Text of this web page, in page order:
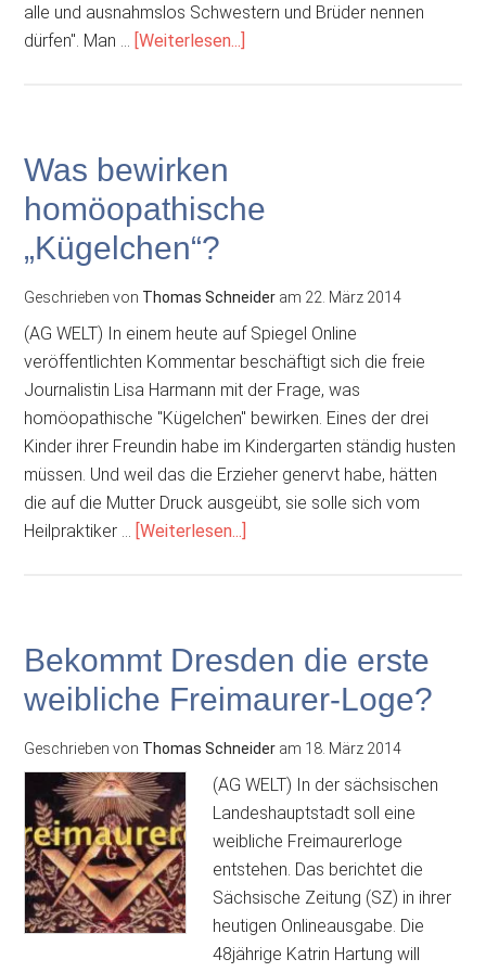
alle und ausnahmslos Schwestern und Brüder nennen
dürfen". Man … [Weiterlesen...]
und
Gott“
Was bewirken
homöopathische
„Kügelchen“?
Geschrieben von Thomas Schneider am 22. März 2014
(AG WELT) In einem heute auf Spiegel Online
veröffentlichten Kommentar beschäftigt sich die freie
Journalistin Lisa Harmann mit der Frage, was
homöopathische "Kügelchen" bewirken. Eines der drei
Kinder ihrer Freundin habe im Kindergarten ständig husten
müssen. Und weil das die Erzieher genervt habe, hätten
die auf die Mutter Druck ausgeübt, sie solle sich vom
Heilpraktiker … [Weiterlesen...]
Bekommt Dresden die erste
weibliche Freimaurer-Loge?
Geschrieben von Thomas Schneider am 18. März 2014
(AG WELT) In der sächsischen
Landeshauptstadt soll eine
weibliche Freimaurerloge
entstehen. Das berichtet die
Sächsische Zeitung (SZ) in ihrer
heutigen Onlineausgabe. Die
48jährige Katrin Hartung will